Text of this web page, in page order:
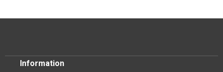
Information